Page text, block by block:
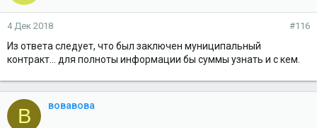
4 Дек 2018 #116
Из ответа следует, что был заключен муниципальный
контракт... для полноты информации бы суммы узнать и с кем.
В вовавова